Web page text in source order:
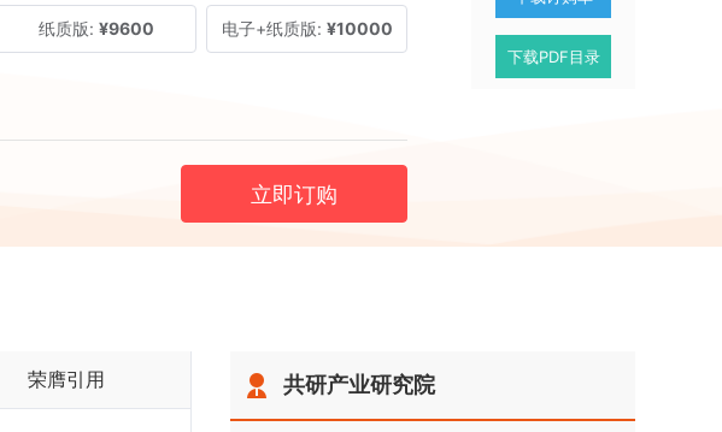
纸质版: ¥9600 电子+纸质版: ¥10000
立即订购
下载PDF目录
荣膺引用 共研产业研究院